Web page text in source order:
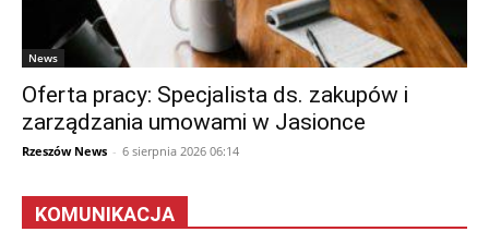
News
Oferta pracy: Specjalista ds. zakupów i
zarządzania umowami w Jasionce
Rzeszów News - 6 sierpnia 2026 06:14
KOMUNIKACJA